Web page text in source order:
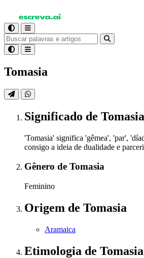
Tomasia
Significado de Tomasia
'Tomasia' significa 'gêmea', 'par',
consigo a ideia de dualidade e
Gênero de Tomasia
Feminino
Origem de Tomasia
Aramaica
Etimologia de Tomasia